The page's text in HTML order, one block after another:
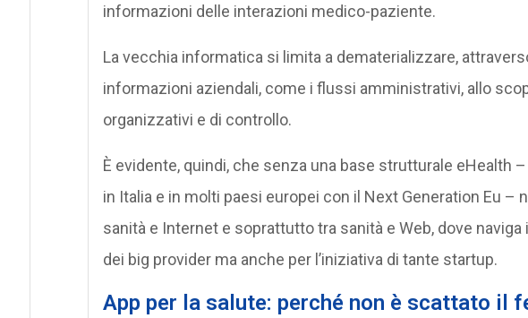
informazioni delle interazioni medico-paziente.
La vecchia informatica si limita a dematerializzare,
informazioni aziendali, come i flussi amministrativi, allo
organizzativi e di controllo.
È evidente, quindi, che senza una base strutturale eHealth
in Italia e in molti paesi europei con il Next Generation Eu –
sanità e Internet e soprattutto tra sanità e Web, dove
dei big provider ma anche per l’iniziativa di tante startup.
App per la salute: perché non è scattato il